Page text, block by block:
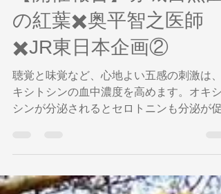
【開催報告】赤城自然園
の紅葉✖️奥平智之医師
✖️JR東日本企画②
聴覚と味覚など、心地よい五感の刺激は、
されます。